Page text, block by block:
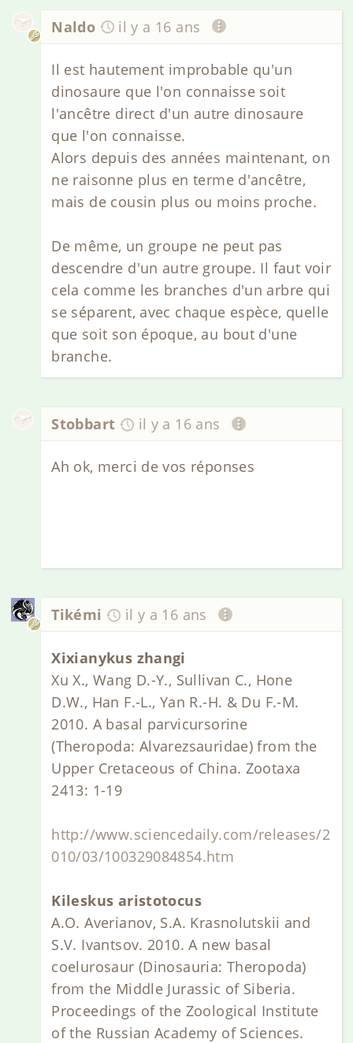
Naldo il y a 16 ans
Il est hautement improbable qu'un
dinosaure que l'on connaisse soit
l'ancêtre direct d'un autre dinosaure
que l'on connaisse.
Alors depuis des années maintenant, on
ne raisonne plus en terme d'ancêtre,
mais de cousin plus ou moins proche.
De même, un groupe ne peut pas
descendre d'un autre groupe. Il faut voir
cela comme les branches d'un arbre qui
se séparent, avec chaque espèce, quelle
que soit son époque, au bout d'une
branche.
Stobbart il y a 16 ans
Ah ok, merci de vos réponses
Tikémi il y a 16 ans
Xixianykus zhangi
Xu X., Wang D.-Y., Sullivan C., Hone
D.W., Han F.-L., Yan R.-H. & Du F.-M.
2010. A basal parvicursorine
(Theropoda: Alvarezsauridae) from the
Upper Cretaceous of China. Zootaxa
2413: 1-19
http://www.sciencedaily.com/releases/2
010/03/100329084854.htm
Kileskus aristotocus
A.O. Averianov, S.A. Krasnolutskii and
S.V. Ivantsov. 2010. A new basal
coelurosaur (Dinosauria: Theropoda)
from the Middle Jurassic of Siberia.
Proceedings of the Zoological Institute
of the Russian Academy of Sciences.